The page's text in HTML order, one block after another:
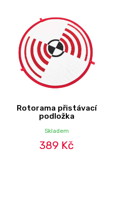
Rotorama přistávací
podložka
Skladem
389 Kč